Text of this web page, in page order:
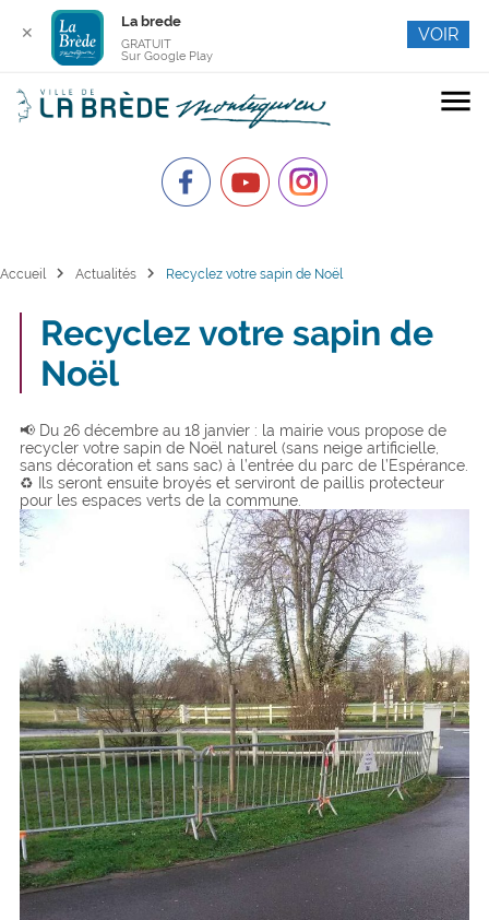
menu
Accueil chevron_right Actualités chevron_right Recyclez votre sapin de Noël
Recyclez votre sapin de
Noël
📢 Du 26 décembre au 18 janvier : la mairie vous propose de
recycler votre sapin de Noël naturel (sans neige artificielle,
sans décoration et sans sac) à l’entrée du parc de l’Espérance.
♻️ Ils seront ensuite broyés et serviront de paillis protecteur
pour les espaces verts de la commune.
✕
La brede
GRATUIT
Sur Google Play
VOIR